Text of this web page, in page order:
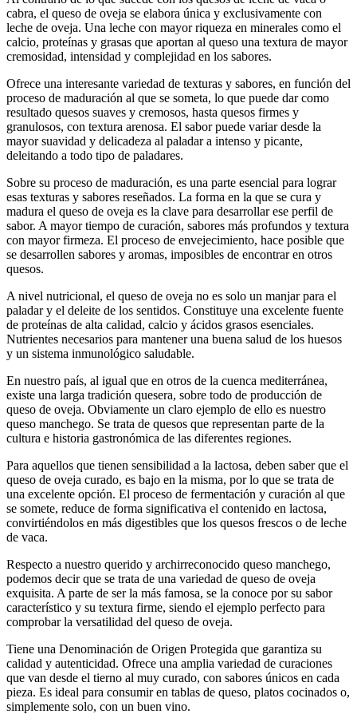
cabra, el queso de oveja se elabora única y exclusivamente con
leche de oveja. Una leche con mayor riqueza en minerales como el
calcio, proteínas y grasas que aportan al queso una textura de mayor
cremosidad, intensidad y complejidad en los sabores.
Ofrece una interesante variedad de texturas y sabores, en función del
proceso de maduración al que se someta, lo que puede dar como
resultado quesos suaves y cremosos, hasta quesos firmes y
granulosos, con textura arenosa. El sabor puede variar desde la
mayor suavidad y delicadeza al paladar a intenso y picante,
deleitando a todo tipo de paladares.
Sobre su proceso de maduración, es una parte esencial para lograr
esas texturas y sabores reseñados. La forma en la que se cura y
madura el queso de oveja es la clave para desarrollar ese perfil de
sabor. A mayor tiempo de curación, sabores más profundos y textura
con mayor firmeza. El proceso de envejecimiento, hace posible que
se desarrollen sabores y aromas, imposibles de encontrar en otros
quesos.
A nivel nutricional, el queso de oveja no es solo un manjar para el
paladar y el deleite de los sentidos. Constituye una excelente fuente
de proteínas de alta calidad, calcio y ácidos grasos esenciales.
Nutrientes necesarios para mantener una buena salud de los huesos
y un sistema inmunológico saludable.
En nuestro país, al igual que en otros de la cuenca mediterránea,
existe una larga tradición quesera, sobre todo de producción de
queso de oveja. Obviamente un claro ejemplo de ello es nuestro
queso manchego. Se trata de quesos que representan parte de la
cultura e historia gastronómica de las diferentes regiones.
Para aquellos que tienen sensibilidad a la lactosa, deben saber que el
queso de oveja curado, es bajo en la misma, por lo que se trata de
una excelente opción. El proceso de fermentación y curación al que
se somete, reduce de forma significativa el contenido en lactosa,
convirtiéndolos en más digestibles que los quesos frescos o de leche
de vaca.
Respecto a nuestro querido y archirreconocido queso manchego,
podemos decir que se trata de una variedad de queso de oveja
exquisita. A parte de ser la más famosa, se la conoce por su sabor
característico y su textura firme, siendo el ejemplo perfecto para
comprobar la versatilidad del queso de oveja.
Tiene una Denominación de Origen Protegida que garantiza su
calidad y autenticidad. Ofrece una amplia variedad de curaciones
que van desde el tierno al muy curado, con sabores únicos en cada
pieza. Es ideal para consumir en tablas de queso, platos cocinados o,
simplemente solo, con un buen vino.